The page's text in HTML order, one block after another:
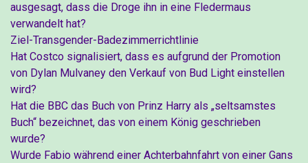
ausgesagt, dass die Droge ihn in eine Fledermaus
verwandelt hat?
Ziel-Transgender-Badezimmerrichtlinie
Hat Costco signalisiert, dass es aufgrund der Promotion
von Dylan Mulvaney den Verkauf von Bud Light einstellen
wird?
Hat die BBC das Buch von Prinz Harry als „seltsamstes
Buch“ bezeichnet, das von einem König geschrieben
wurde?
Wurde Fabio während einer Achterbahnfahrt von einer Gans